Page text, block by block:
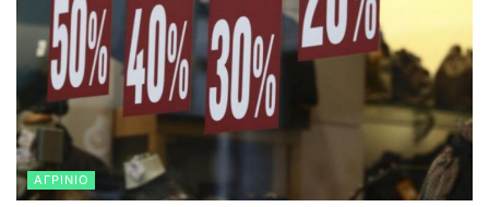
ΑΓΡΊΝΙΟ